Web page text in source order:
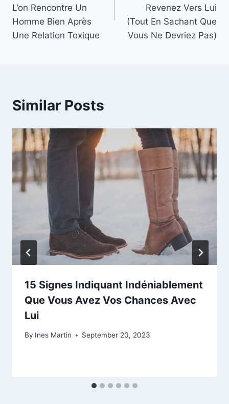
L’on Rencontre Un
Homme Bien Après
Une Relation Toxique
Revenez Vers Lui
(Tout En Sachant Que
Vous Ne Devriez Pas)
Similar Posts
15 Signes Indiquant Indéniablement
Que Vous Avez Vos Chances Avec
Lui
By Ines Martin September 20, 2023